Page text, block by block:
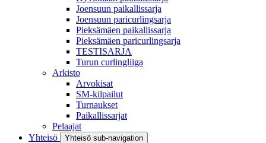
Joensuun paikallissarja
Joensuun paricurlingsarja
Pieksämäen paikallissarja
Pieksämäen paricurlingsarja
TESTISARJA
Turun curlingliiga
Arkisto
Arvokisat
SM-kilpailut
Turnaukset
Paikallissarjat
Pelaajat
Yhteisö
Yhteisö sub-navigation